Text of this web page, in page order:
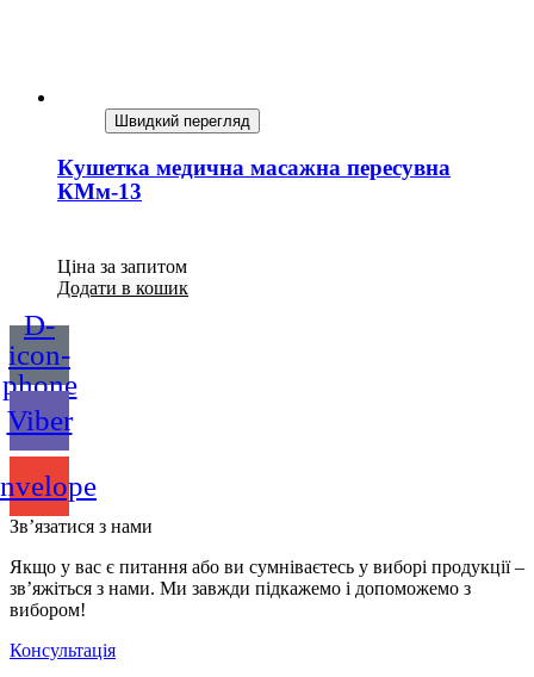
Швидкий перегляд
Кушетка медична масажна пересувна
КМм-13
Ціна за запитом
Додати в кошик
D-
icon-
phone
Viber
Зв’язатися з нами
Якщо у вас є питання або ви сумніваєтесь у виборі продукції –
зв’яжіться з нами. Ми завжди підкажемо і допоможемо з
вибором!
Консультація